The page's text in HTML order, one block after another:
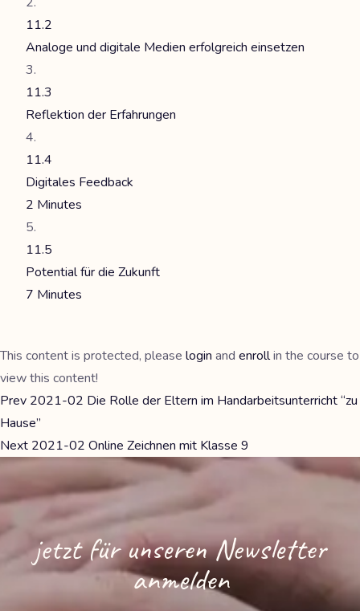
11.2
Analoge und digitale Medien erfolgreich einsetzen
11.3
Reflektion der Erfahrungen
11.4
Digitales Feedback
2 Minutes
11.5
Potential für die Zukunft
7 Minutes
This content is protected, please login and enrollin the course to
view this content!
Prev 2021-02 Die Rolle der Eltern im Handarbeitsunterricht “zu
Hause”
Next 2021-02 Online Zeichnen mit Klasse 9
jetzt für unseren Newsletter
anmelden